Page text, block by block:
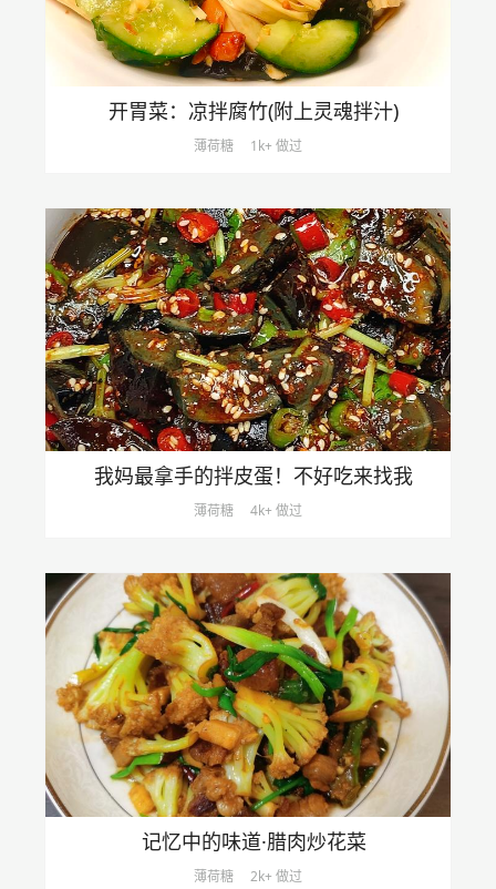
开胃菜：凉拌腐竹(附上灵魂拌汁)
薄荷糖 1k+ 做过
我妈最拿手的拌皮蛋！不好吃来找我
薄荷糖 4k+ 做过
记忆中的味道·腊肉炒花菜
薄荷糖 2k+ 做过